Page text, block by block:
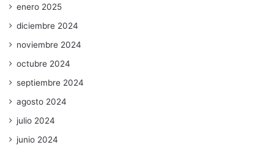
enero 2025
diciembre 2024
noviembre 2024
octubre 2024
septiembre 2024
agosto 2024
julio 2024
junio 2024